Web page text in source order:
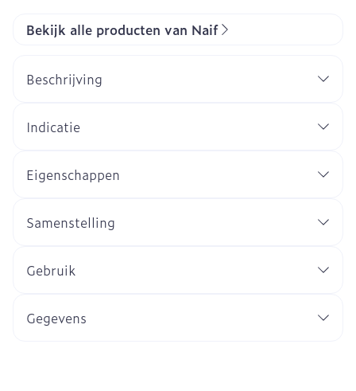
Bekijk alle producten van Naif
Beschrijving
Indicatie
Eigenschappen
Samenstelling
Gebruik
Gegevens